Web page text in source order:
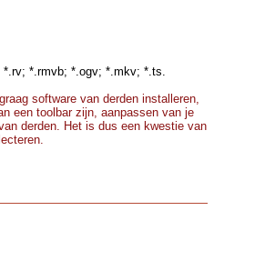
*.rmvb; *.ogv; *.mkv; *.ts.
software van derden installeren,
een toolbar zijn, aanpassen van je
derden. Het is dus een kwestie van